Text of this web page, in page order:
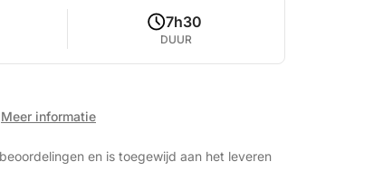
7h30
DUUR
Meer informatie
en is toegewijd aan het leveren